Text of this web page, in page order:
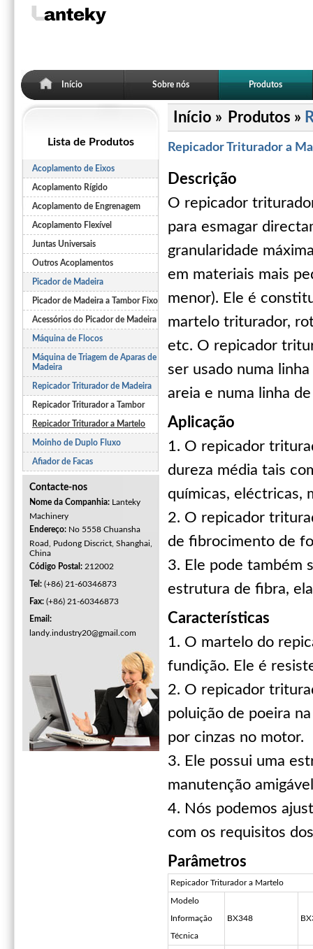
Início Sobre nós Produtos
Lista de Produtos
Acoplamento de Eixos
Acoplamento Rígido
Acoplamento de Engrenagem
Acoplamento Flexível
Juntas Universais
Outros Acoplamentos
Picador de Madeira
Picador de Madeira a Tambor Fixo
Acessórios do Picador de Madeira
Máquina de Flocos
Máquina de Triagem de Aparas de
Madeira
Repicador Triturador de Madeira
Repicador Triturador a Tambor
Repicador Triturador a Martelo
Moinho de Duplo Fluxo
Afiador de Facas
Contacte-nos
Nome da Companhia: Lanteky
Machinery
Endereço: No 5558 Chuansha
Road, Pudong Discrict, Shanghai,
China
Código Postal: 212002
Tel: (+86) 21-60346873
Fax: (+86) 21-60346873
Email:
landy.industry20@gmail.com
Início » Produtos »
Repicador Triturador a
Descrição
O repicador
para esmagar
granularidade
em materiais mais
menor). Ele é
martelo triturador,
etc. O repicador
ser usado numa
areia e numa linha
Aplicação
1. O repicador
dureza média tais
químicas, eléctricas,
2. O repicador
de fibrocimento de
3. Ele pode também
estrutura de fibra,
Características
1. O martelo do
fundição. Ele é
2. O repicador
poluição de poeira
por cinzas no motor.
3. Ele possui uma
manutenção
4. Nós podemos
com os requisitos
Parâmetros
Repicador Triturador a Martelo
Modelo
Informação
Técnica
BX348